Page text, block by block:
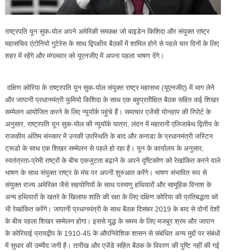
राष्ट्रपति यून सुक-योल अपने अमेरिकी समकक्ष जो बाइडेन किशिदा और संयुक्त राष्ट्र
महासचिव एंटोनियो गुटेरेस के साथ द्विपक्षीय बैठकों में शामिल होने से पहले चार दिनों के लिए
शहर में रहेंगे और मंगलवार को यूएनजीए में अपना पहला भाषण देंगे।
दक्षिण कोरिया के राष्ट्रपति यून सुक-योल संयुक्त राष्ट्र महासभा (यूएनजीए) में भाग लेने
और जापानी प्रधानमंत्री फुमियो किशिदा के साथ एक बहुप्रतीक्षित बैठक सहित कई शिखर
सम्मेलन आयोजित करने के लिए न्यूयॉर्क पहुंचे हैं। समाचार एजेंसी योनहाप की रिपोर्ट के
अनुसार, राष्ट्रपति यून सुक-योल की न्यूयॉर्क यात्रा, लंदन में महारानी एलिजाबेथ द्वितीय के
राजकीय अंतिम संस्कार में उनकी उपस्थिति के बाद और कनाडा के प्रधानमंत्री जस्टिन
ट्रूडो के साथ एक शिखर सम्मेलन से पहले हो रहा है। यून के कार्यालय के अनुसार,
स्वतंत्रता-प्रेमी राष्ट्रों के बीच एकजुटता बढ़ाने के अपने दृष्टिकोण को रेखांकित करने वाले
भाषण के साथ संयुक्त राष्ट्र के मंच पर अपनी शुरुआत करेंगे। भाषण संभावित रूप से
संयुक्त राज्य अमेरिका जैसे सहयोगियों के साथ परमाणु हथियारों और सामूहिक विनाश के
अन्य हथियारों के खतरे के खिलाफ शांति की रक्षा के लिए दक्षिण कोरिया की प्रतिबद्धता को
भी रेखांकित करेंगे। जापानी प्रधानमंत्री के साथ बैठक दिसंबर 2019 के बाद से दोनों देशों
के बीच पहला शिखर सम्मेलन होगा। इससे युद्ध के समय के लिए मजबूर श्रम और जापान
के कोरियाई प्रायद्वीप के 1910-45 के औपनिवेशिक शासन से संबंधित अन्य मुद्दों पर संबंधों
में सुधार की उम्मीद जगी है। तारीख और एजेंडे सहित बैठक के विवरण की पुष्टि नहीं की गई